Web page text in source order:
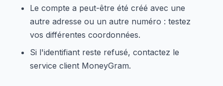
Le compte a peut-être été créé avec une
autre adresse ou un autre numéro : testez
vos différentes coordonnées.
Si l'identifiant reste refusé, contactez le
service client MoneyGram.